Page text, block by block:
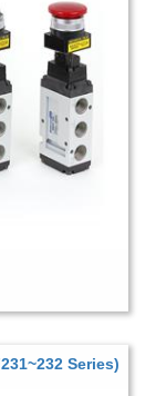
Series)